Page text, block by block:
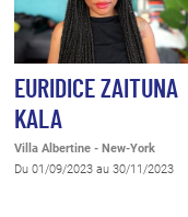
EURIDICE ZAITUNA
KALA
Villa Albertine - New-York
Du 01/09/2023 au 30/11/2023